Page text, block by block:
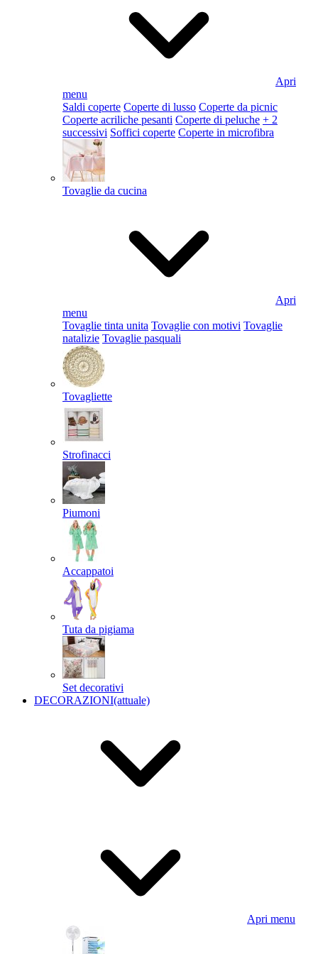
Apri
menu
Saldi coperte Coperte di lusso Coperte da picnic
Coperte acriliche pesanti Coperte di peluche + 2
successivi Soffici coperte Coperte in microfibra
Tovaglie da cucina
Apri
menu
Tovaglie tinta unita Tovaglie con motivi Tovaglie
natalizie Tovaglie pasquali
Tovagliette
Strofinacci
Piumoni
Accappatoi
Tuta da pigiama
Set decorativi
DECORAZIONI(attuale)
Apri menu